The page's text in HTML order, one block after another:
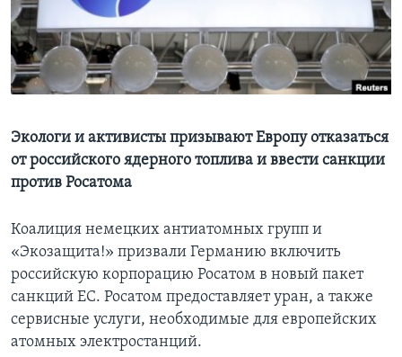
Learning English
СОЦИАЛЬНЫЕ СЕТИ
Языки
Экологи и активисты призывают Европу отказаться
от российского ядерного топлива и ввести санкции
против Росатома
Коалиция немецких антиатомных групп и
«Экозащита!» призвали Германию включить
российскую корпорацию Росатом в новый пакет
санкций ЕС. Росатом предоставляет уран, а также
сервисные услуги, необходимые для европейских
атомных электростанций.